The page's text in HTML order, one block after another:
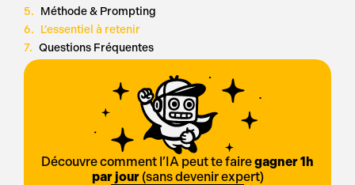
Méthode & Prompting
L’essentiel à retenir
Questions Fréquentes
Découvre comment l’IA peut te fairegagner 1h
par jour(sans devenir expert)